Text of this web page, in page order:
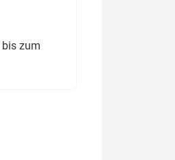
bis zum